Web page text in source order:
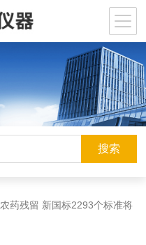
农药残留 新国标2293个标准将